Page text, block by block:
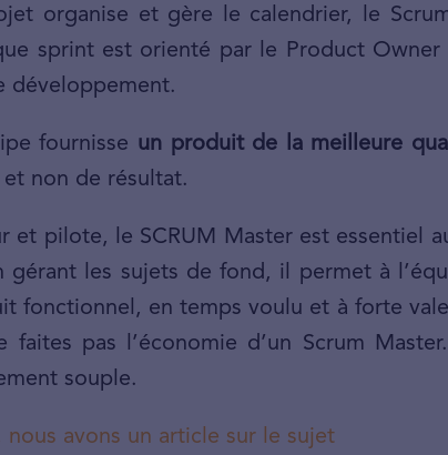
organise et gère le calendrier, le
sprint est orienté par le Product Owner
développement.
fournisse un produit de la meilleure
et non de résultat.
et pilote, le SCRUM Master est essentiel
les sujets de fond, il permet à
fonctionnel, en temps voulu et à forte
pas l’économie d’un Scrum
souple.
nous avons un article sur le sujet